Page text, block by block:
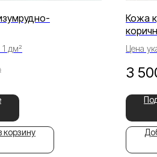
1 дм²
корзину
Кожа
Цена
3